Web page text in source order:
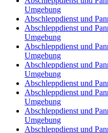
Umgebung
Abschleppdienst und
Abschleppdienst und
Umgebung
Abschleppdienst und
Umgebung
Abschleppdienst und
Umgebung
Abschleppdienst und
Abschleppdienst und
Umgebung
Abschleppdienst und
Umgebung
Abschleppdienst und